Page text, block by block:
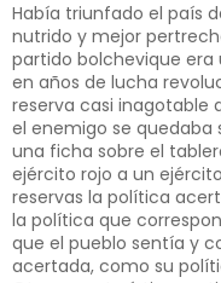
Había triunfado el país
nutrido y mejor
partido bolchevique
en años de lucha
reserva casi inagotable
el enemigo se quedaba
una ficha sobre el
ejército rojo a un
reservas la política
la política que
que el pueblo sentía y
acertada, como su